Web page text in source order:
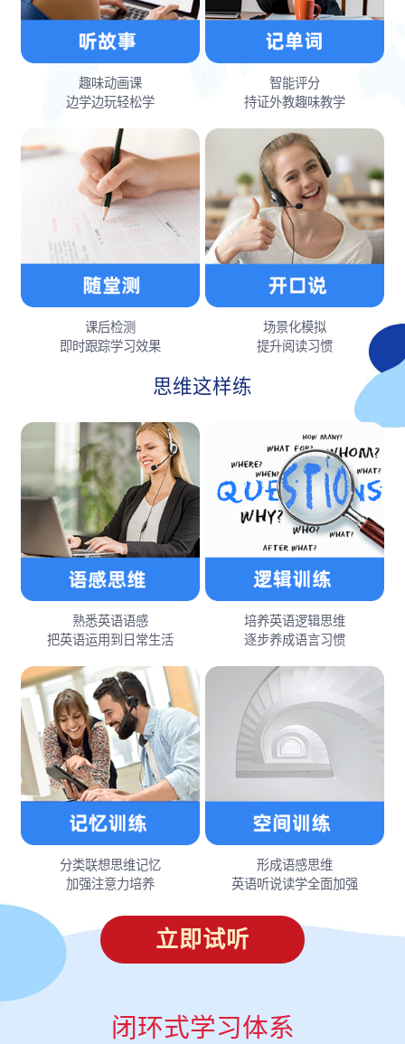
趣味动画课
边学边玩轻松学
智能评分
持证外教趣味教学
课后检测
即时跟踪学习效果
场景化模拟
提升阅读习惯
思维这样练
熟悉英语语感
把英语运用到日常生活
培养英语逻辑思维
逐步养成语言习惯
分类联想思维记忆
加强注意力培养
形成语感思维
英语听说读学全面加强
立即试听
闭环式学习体系